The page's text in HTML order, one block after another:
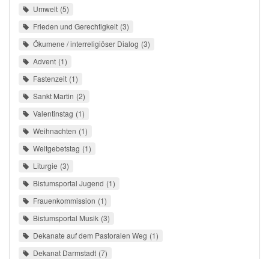
Umwelt 5
Frieden und Gerechtigkeit 3
Ökumene / interreligiöser Dialog 3
Advent 1
Fastenzeit 1
Sankt Martin 2
Valentinstag 1
Weihnachten 1
Weltgebetstag 1
Liturgie 3
Bistumsportal Jugend 1
Frauenkommission 1
Bistumsportal Musik 3
Dekanate auf dem Pastoralen Weg 1
Dekanat Darmstadt 7